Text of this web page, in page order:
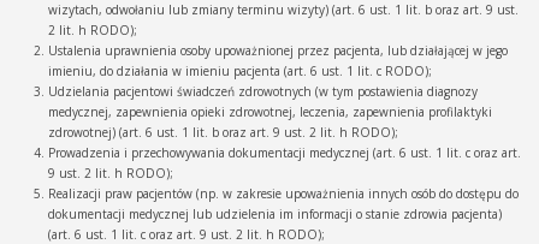
wizytach, odwołaniu lub zmiany terminu wizyty) (art. 6 ust. 1 lit. b oraz art. 9 ust.
2 lit. h RODO);
Ustalenia uprawnienia osoby upoważnionej przez pacjenta, lub działającej w jego
imieniu, do działania w imieniu pacjenta (art. 6 ust. 1 lit. c RODO);
Udzielania pacjentowi świadczeń zdrowotnych (w tym postawienia diagnozy
medycznej, zapewnienia opieki zdrowotnej, leczenia, zapewnienia profilaktyki
zdrowotnej) (art. 6 ust. 1 lit. b oraz art. 9 ust. 2 lit. h RODO);
Prowadzenia i przechowywania dokumentacji medycznej (art. 6 ust. 1 lit. c oraz art.
9 ust. 2 lit. h RODO);
Realizacji praw pacjentów (np. w zakresie upoważnienia innych osób do dostępu do
dokumentacji medycznej lub udzielenia im informacji o stanie zdrowia pacjenta)
(art. 6 ust. 1 lit. c oraz art. 9 ust. 2 lit. h RODO);